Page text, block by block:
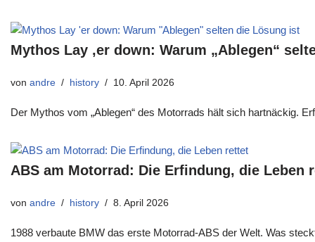
Mythos Lay ‚er down: Warum „Ablegen“
von andre history 10. April 2026
Der Mythos vom „Ablegen“ des Motorrads hält sich hartnäckig.
ABS am Motorrad: Die Erfindung, die Leben
von andre history 8. April 2026
1988 verbaute BMW das erste Motorrad-ABS der Welt. Was